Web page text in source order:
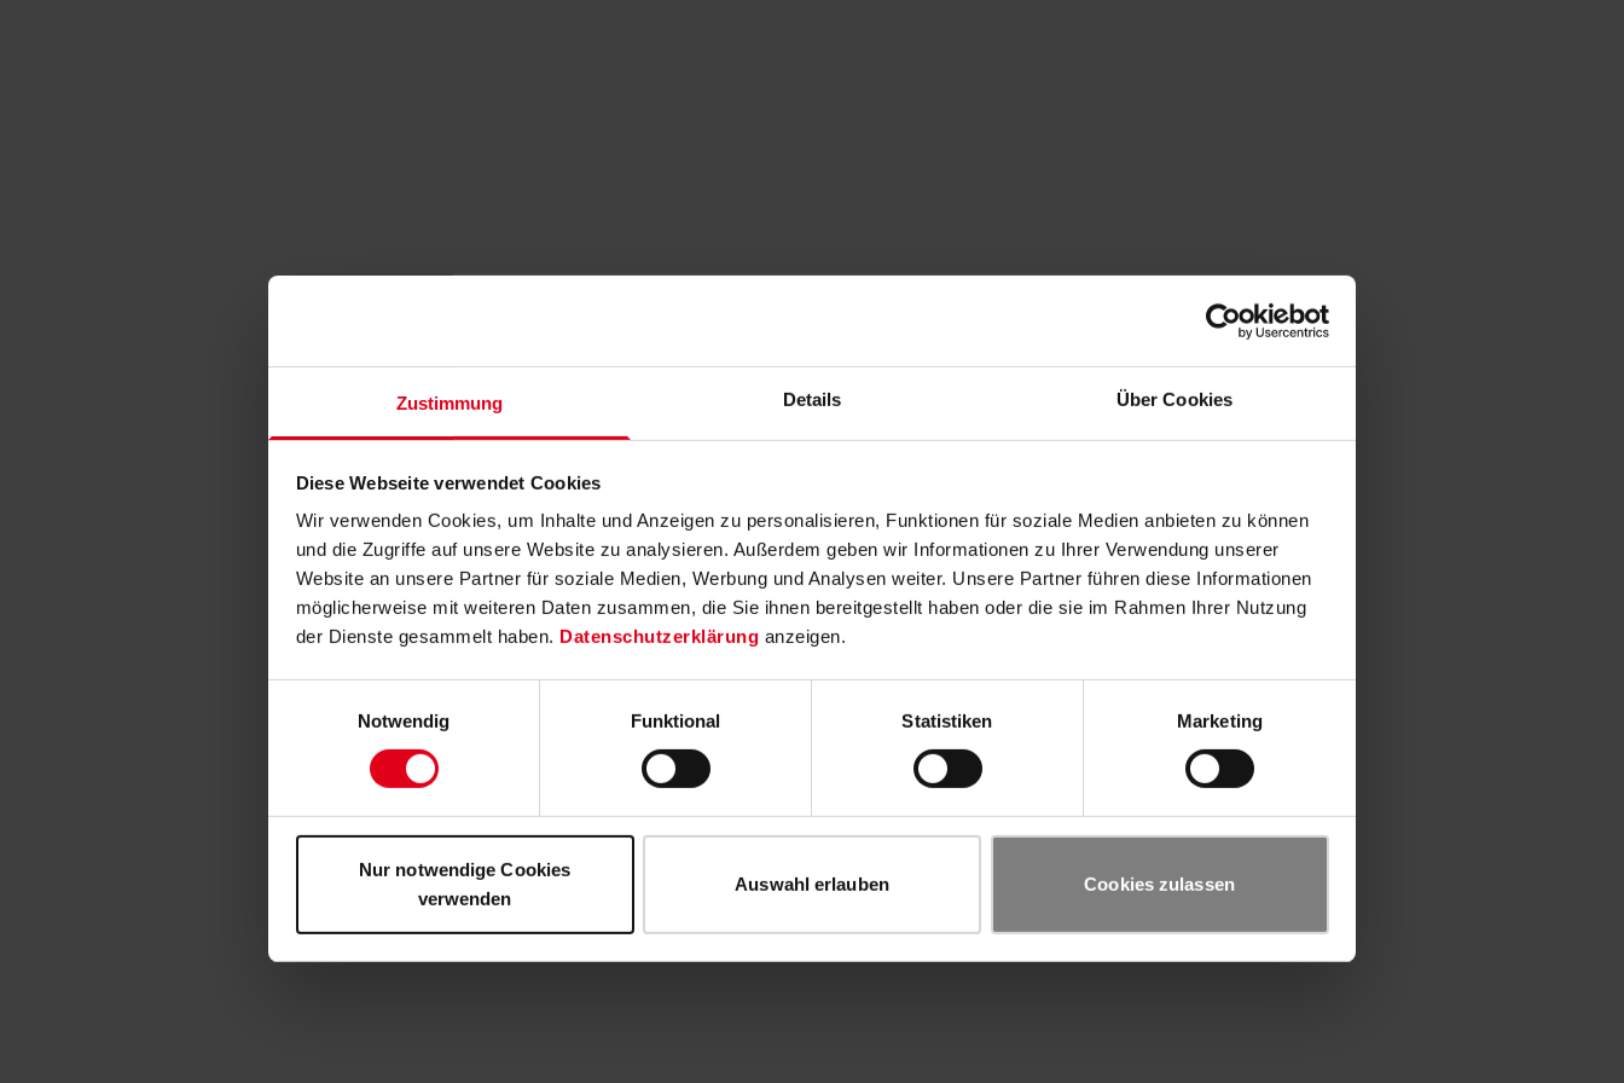
Zustimmung Details Über Cookies
Diese Webseite verwendet Cookies
Wir verwenden Cookies, um Inhalte und Anzeigen zu personalisieren, Funktionen für soziale Medien anbieten zu können
und die Zugriffe auf unsere Website zu analysieren. Außerdem geben wir Informationen zu Ihrer Verwendung unserer
Website an unsere Partner für soziale Medien, Werbung und Analysen weiter. Unsere Partner führen diese Informationen
möglicherweise mit weiteren Daten zusammen, die Sie ihnen bereitgestellt haben oder die sie im Rahmen Ihrer Nutzung
der Dienste gesammelt haben. Datenschutzerklärung anzeigen.
Notwendig
Funktional Statistiken Marketing
Nur notwendige Cookies
verwenden
Auswahl erlauben Cookies zulassen